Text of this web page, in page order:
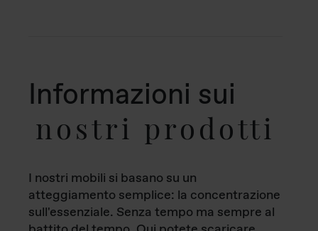
Informazioni sui
nostri prodotti
I nostri mobili si basano su un
atteggiamento semplice: la concentrazione
sull'essenziale. Senza tempo ma sempre al